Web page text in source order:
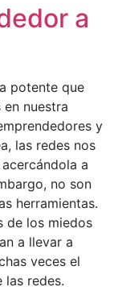
a
potente que
nuestra
y
las redes nos
a
no son
herramientas.
de los miedos
a llevar a
veces el
las redes.